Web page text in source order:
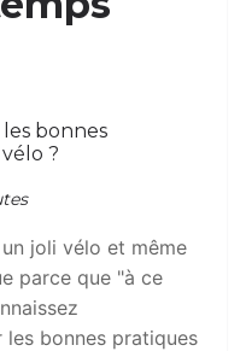
bonnes
?
joli vélo et même
parce que "à ce
bonnes pratiques